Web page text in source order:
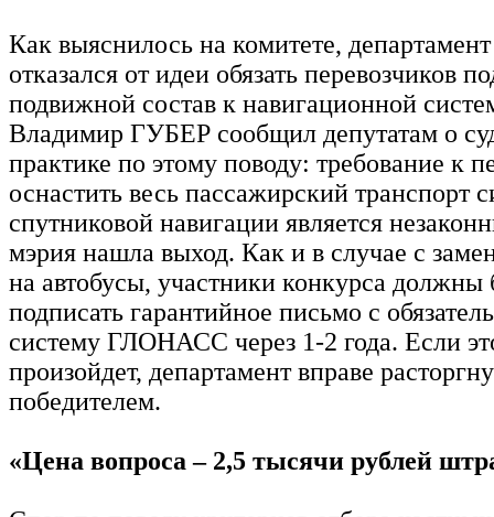
Как выяснилось на комитете,
отказался от идеи обязать перевозчиков
подвижной состав к навигационной
Владимир ГУБЕР сообщил депутатам о
практике по этому поводу: требование к
оснастить весь пассажирский транспорт
спутниковой навигации является
мэрия нашла выход. Как и в случае с
на автобусы, участники конкурса должны
подписать гарантийное письмо с
систему ГЛОНАСС через 1-2 года. Если
произойдет, департамент вправе
победителем.
«Цена вопроса – 2,5 тысячи рублей